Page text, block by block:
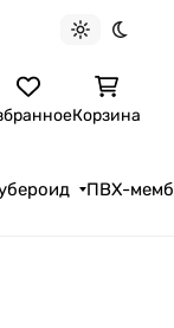
Светлая
Корзина
ПВХ-